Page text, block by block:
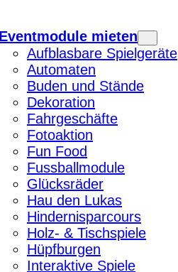
Eventmodule mieten
Aufblasbare Spielgeräte
Automaten
Buden und Stände
Dekoration
Fahrgeschäfte
Fotoaktion
Fun Food
Fussballmodule
Glücksräder
Hau den Lukas
Hindernisparcours
Holz- & Tischspiele
Hüpfburgen
Interaktive Spiele